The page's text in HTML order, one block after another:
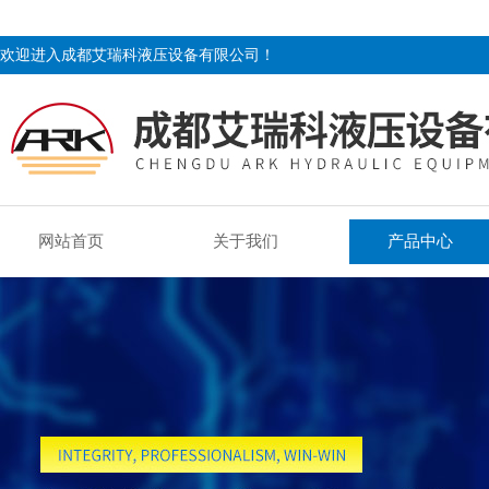
欢迎进入成都艾瑞科液压设备有限公司！
网站首页 关于我们 产品中心